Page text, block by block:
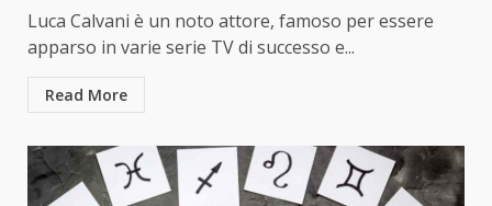
Luca Calvani è un noto attore, famoso per essere
apparso in varie serie TV di successo e...
Read More